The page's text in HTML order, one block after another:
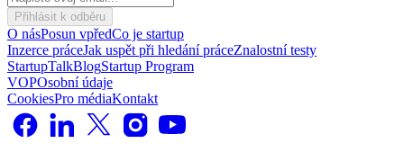
Přihlásit k odběru
O násPosun vpředCo je startup
Inzerce práceJak uspět při hledání práceZnalostní testy
StartupTalkBlogStartup Program
VOPOsobní údaje
CookiesPro médiaKontakt